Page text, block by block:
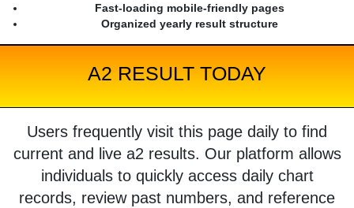
Fast-loading mobile-friendly pages
Organized yearly result structure
A2 RESULT TODAY
Users frequently visit this page daily to find
current and live a2 results. Our platform allows
individuals to quickly access daily chart
records, review past numbers, and reference